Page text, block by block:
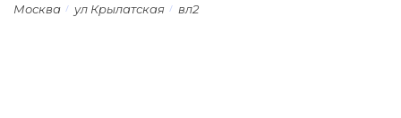
Москва ул Крылатская вл2